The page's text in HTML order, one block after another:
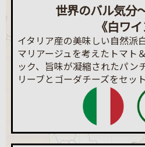
世界のバル気分
《白ワイ
イタリア産の美味しい自然派
マリアージュを考えたトマト
ック、旨味が凝縮されたパン
リーブとゴーダチーズをセッ